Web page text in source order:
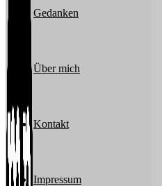
Gedanken
Über mich
Kontakt
Impressum